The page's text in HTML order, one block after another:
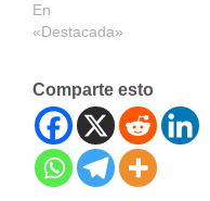
En
«Destacada»
Comparte esto